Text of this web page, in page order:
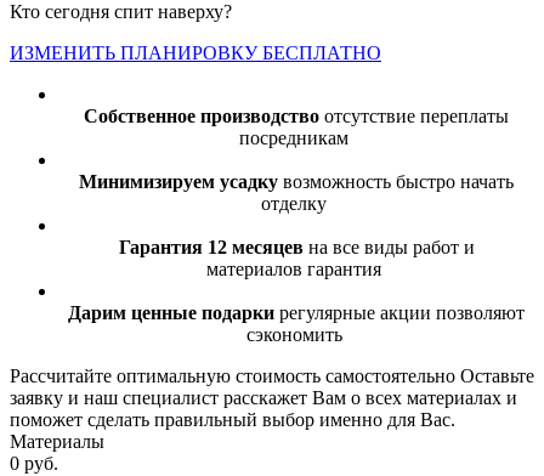
Кто сегодня спит наверху?
ИЗМЕНИТЬ ПЛАНИРОВКУ БЕСПЛАТНО
Собственное производство отсутствие переплаты
посредникам
Минимизируем усадку возможность быстро начать
отделку
Гарантия 12 месяцев на все виды работ и
материалов гарантия
Дарим ценные подарки регулярные акции позволяют
сэкономить
Рассчитайте оптимальную стоимость самостоятельно Оставьте
заявку и наш специалист расскажет Вам о всех материалах и
поможет сделать правильный выбор именно для Вас.
Материалы
0 руб.